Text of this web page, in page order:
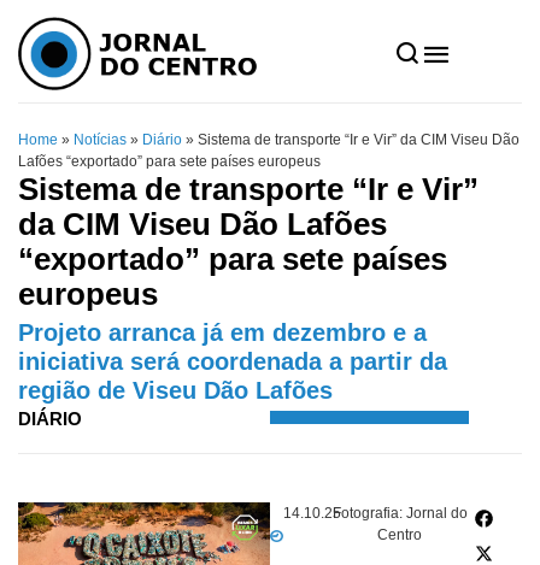
Home » Notícias » Diário » Sistema de transporte “Ir e Vir” da CIM Viseu Dão
Lafões “exportado” para sete países europeus
Sistema de transporte “Ir e Vir”
da CIM Viseu Dão Lafões
“exportado” para sete países
europeus
Projeto arranca já em dezembro e a
iniciativa será coordenada a partir da
região de Viseu Dão Lafões
DIÁRIO
14.10.25Fotografia: Jornal do
Centro